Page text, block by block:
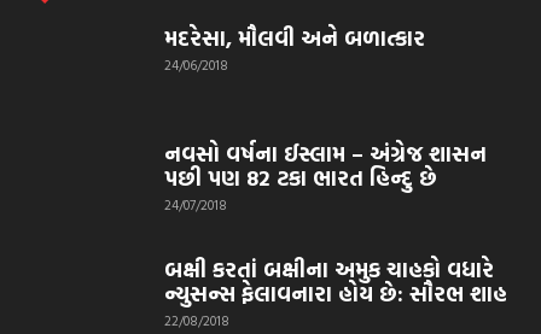
મદરેસા, મૌલવી અને બળાત્કાર
24/06/2018
નવસો વર્ષના ઈસ્લામ – અંગ્રેજ શાસન
પછી પણ 82 ટકા ભારત હિન્દુ છે
24/07/2018
બક્ષી કરતાં બક્ષીના અમુક ચાહકો વધારે
ન્યુસન્સ ફેલાવનારા હોય છે: સૌરભ શાહ
22/08/2018